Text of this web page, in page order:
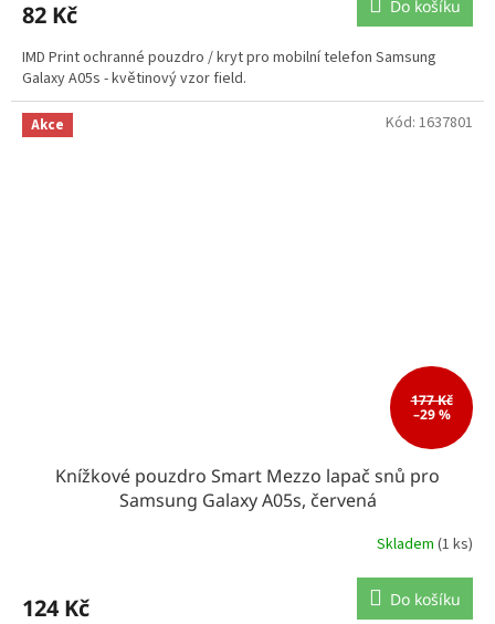
82 Kč Do košíku
IMD Print ochranné pouzdro / kryt pro mobilní telefon Samsung
Galaxy A05s - květinový vzor field.
Akce
177 Kč
–29 %
Knížkové pouzdro Smart Mezzo lapač snů pro
Samsung Galaxy A05s, červená
Skladem (1 ks)
124 Kč Do košíku
Kód: 1637801